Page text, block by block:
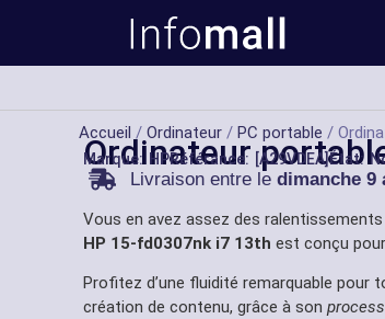
Accueil / Ordinateur / PC portable /
Ordinateur
Marque: HPRéférance: [A29VDEA]État:
Livraison entre ledimanche 9
Vous en avez assez des
HP 15-fd0307nk i7 13th est conçu
Profitez d’une fluidité remarquable
création de contenu, grâce à son